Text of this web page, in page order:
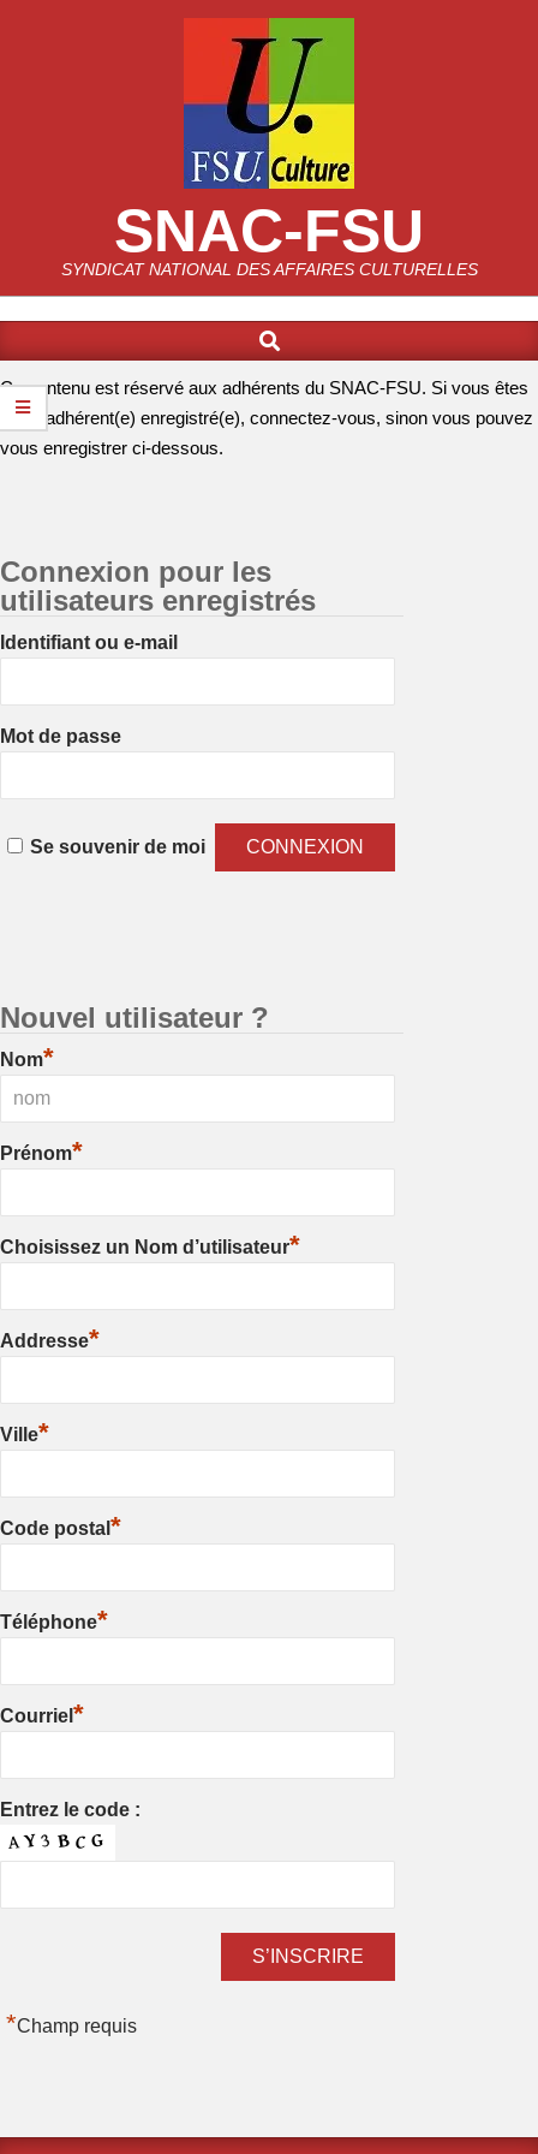
SNAC-FSU
SYNDICAT NATIONAL DES AFFAIRES CULTURELLES
Ce contenu est réservé aux adhérents du SNAC-FSU. Si vous êtes
un(e) adhérent(e) enregistré(e), connectez-vous, sinon vous pouvez
vous enregistrer ci-dessous.
Connexion pour les
utilisateurs enregistrés
Identifiant ou e-mail
Mot de passe
Se souvenir de moi
Nouvel utilisateur ?
Nom*
Prénom*
Choisissez un Nom d’utilisateur*
Addresse*
Ville*
Code postal *
Téléphone*
Courriel *
Entrez le code :
*Champ requis